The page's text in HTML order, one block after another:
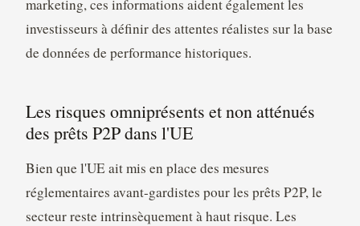
marketing, ces informations aident également les
investisseurs à définir des attentes réalistes sur la base
de données de performance historiques.
Les risques omniprésents et non atténués
des prêts P2P dans l'UE
Bien que l'UE ait mis en place des mesures
réglementaires avant-gardistes pour les prêts P2P, le
secteur reste intrinsèquement à haut risque. Les